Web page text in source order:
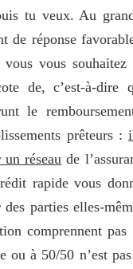
tu veux. Au
de réponse
vous souhaitez
de, c’est-à-dire
le
prêteurs :
réseau de
rapide vous
parties elles-
comprennent
ou à 50/50 n’est